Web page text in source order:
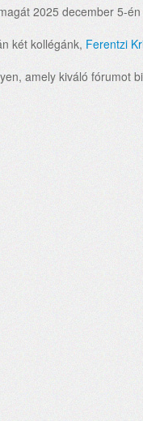
2025 december 5-
két kollégánk, Ferentzi
amely kiváló fórumot